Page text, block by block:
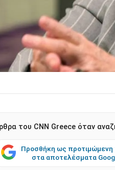
του CNN Greece όταν
Προσθήκη ως προτιμώμενη
στα αποτελέσματα